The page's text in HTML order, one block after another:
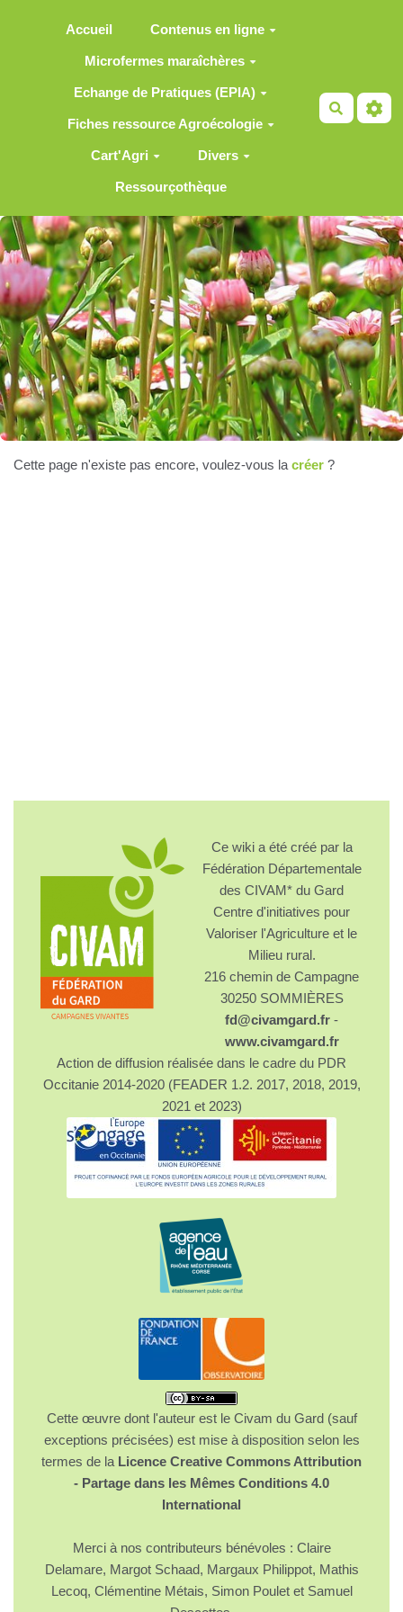
Accueil Contenus en ligne
Microfermes maraîchères
Echange de Pratiques (EPIA)
Fiches ressource Agroécologie
Cart'Agri Divers
Ressourçothèque
Cette page n'existe pas encore, voulez-vous la créer ?
Ce wiki a été créé par la
Fédération Départementale
des CIVAM* du Gard
Centre d'initiatives pour
Valoriser l'Agriculture et le
Milieu rural.
216 chemin de Campagne
30250 SOMMIÈRES
fd@civamgard.fr -
www.civamgard.fr
Action de diffusion réalisée dans le cadre du PDR
Occitanie 2014-2020 (FEADER 1.2. 2017, 2018, 2019,
2021 et 2023)
Cette œuvre dont l'auteur est le Civam du Gard (sauf
exceptions précisées) est mise à disposition selon les
termes de la Licence Creative Commons Attribution
- Partage dans les Mêmes Conditions 4.0
International
Merci à nos contributeurs bénévoles : Claire
Delamare, Margot Schaad, Margaux Philippot, Mathis
Lecoq, Clémentine Métais, Simon Poulet et Samuel